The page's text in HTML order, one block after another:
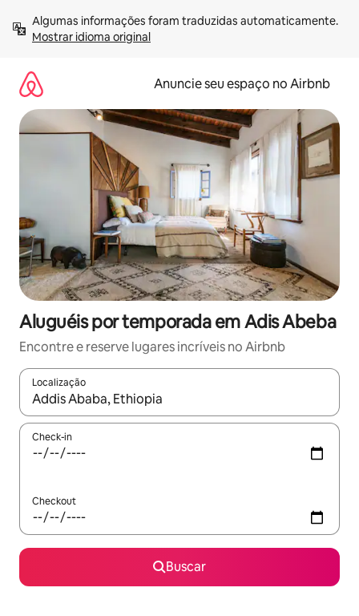
para
Mostrar idioma original
Anuncie seu espaço no Airbnb
Aluguéis por temporada em Adis Abeba
Encontre e reserve lugares incríveis no Airbnb
Localização
Quando os resultados estiverem disponíveis, explore-os
Check-in
Checkout
Buscar